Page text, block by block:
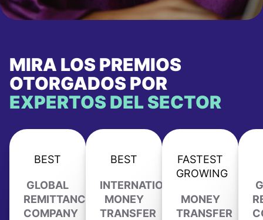
MIRA LOS PREMIOS
OTORGADOS POR
EXPERTOS DEL SECTOR
BEST
GLOBAL
REMITTANCE
COMPANY
BEST
INTERNATIONAL
MONEY
TRANSFER
FASTEST
GROWING
MONEY
TRANSFER